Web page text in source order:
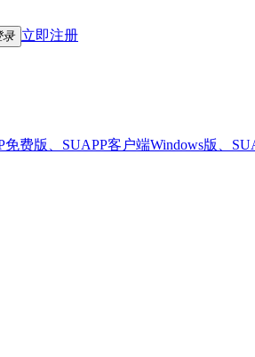
录 立即注册
费版、SUAPP客户端Windows版、